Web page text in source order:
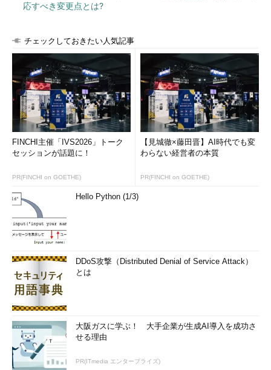
応すべき変更点とは?
チェックしておきたい人気記事
FINCHI主催「IVS2026」トーク
セッションが話題に！
PR(FINCHI on GOETHE)
【見城徹×藤田晋】AI時代でも変
わらない経営者の本質
PR(FINCHI on GOETHE)
Hello Python (1/3)
DDoS攻撃（Distributed Denial of Service Attack）
とは
大阪ガスに学ぶ！ 大手企業が生成AI導入を成功さ
せる理由
PR(ITmedia エンタープライズ)